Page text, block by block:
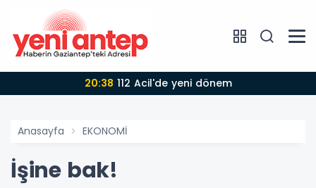
20:38 112 Acil'de yeni dönem
Anasayfa EKONOMİ
İşine bak!